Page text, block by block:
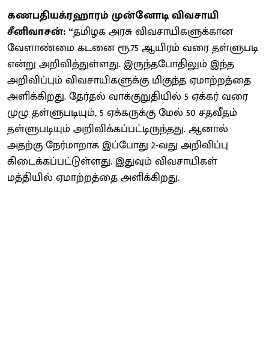
கணபதியக்ரஹாரம் முன்னோடி விவசாயி
சீனிவாசன்: “தமிழக அரசு விவசாயிகளுக்கான
வேளாண்மை கடனை ரூ.75 ஆயிரம் வரை தள்ளுபடி
என்று அறிவித்துள்ளது. இருந்தபோதிலும் இந்த
அறிவிப்பும் விவசாயிகளுக்கு மிகுந்த ஏமாற்றத்தை
அளிக்கிறது. தேர்தல் வாக்குறுதியில் 5 ஏக்கர் வரை
முழு தள்ளுபடியும், 5 ஏக்கருக்கு மேல் 50 சதவீதம்
தள்ளுபடியும் அறிவிக்கப்பட்டிருந்தது. ஆனால்
அதற்கு நேர்மாறாக இப்போது 2-வது அறிவிப்பு
கிடைக்கப்பட்டுள்ளது. இதுவும் விவசாயிகள்
மத்தியில் ஏமாற்றத்தை அளிக்கிறது.